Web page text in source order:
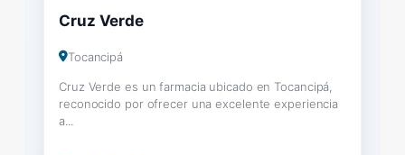
Cruz Verde
Tocancipá
Cruz Verde es un farmacia ubicado en Tocancipá,
reconocido por ofrecer una excelente experiencia
a...